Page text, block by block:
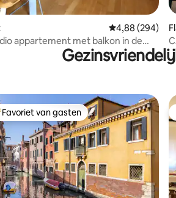
van 4,98 op 5, 186 recensies
Gemiddelde
4,88 (294)
appartement met balkon in de
van bussen, treinen en het
van gasten
Favoriet van gasten